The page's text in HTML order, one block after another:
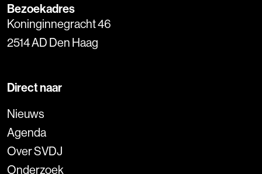
Bezoekadres
Koninginnegracht 46
2514 AD Den Haag
Direct naar
Nieuws
Agenda
Over SVDJ
Onderzoek